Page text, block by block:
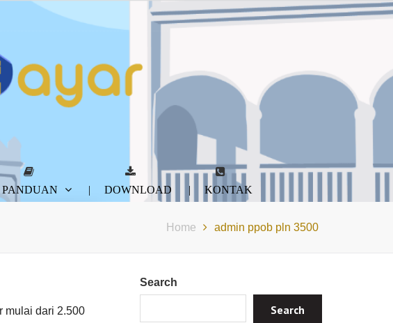
PANDUAN DOWNLOAD KONTAK
Home admin ppob pln 3500
mulai dari 2.500
Search
Search